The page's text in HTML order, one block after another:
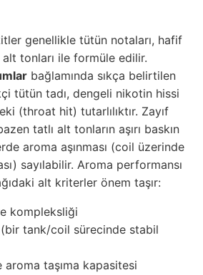
genellikle tütün notaları, hafif
tonları ile formüle edilir.
bağlamında sıkça belirtilen
tütün tadı, dengeli nikotin hissi
(throat hit) tutarlılıktır. Zayıf
tatlı alt tonların aşırı baskın
aroma aşınması (coil üzerinde
sayılabilir. Aroma performansı
alt kriterler önem taşır:
kompleksliği
(bir tank/coil sürecinde stabil
aroma taşıma kapasitesi